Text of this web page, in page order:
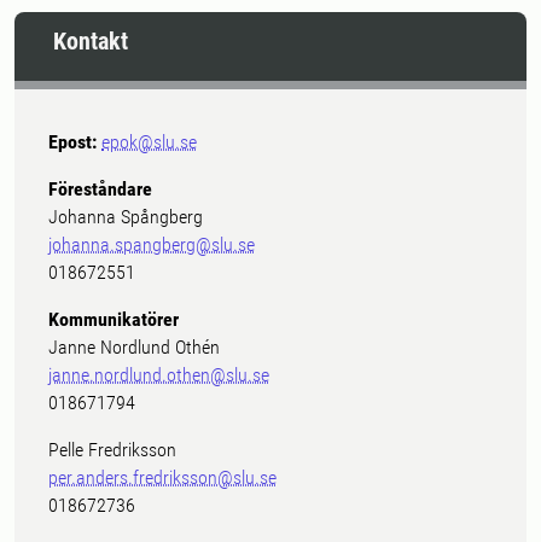
Kontakt
Epost: epok@slu.se
Föreståndare
Johanna Spångberg
johanna.spangberg@slu.se
018672551
Kommunikatörer
Janne Nordlund Othén
janne.nordlund.othen@slu.se
018671794
Pelle Fredriksson
per.anders.fredriksson@slu.se
018672736